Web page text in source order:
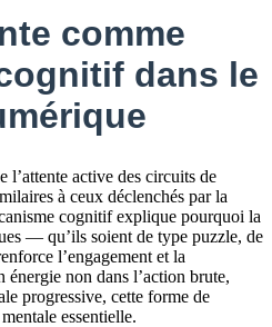
comme
dans le
l’attente active des circuits de
à ceux déclenchés par la
cognitif explique pourquoi la
— qu’ils soient de type puzzle, de
l’engagement et la
non dans l’action brute,
progressive, cette forme de
essentielle.